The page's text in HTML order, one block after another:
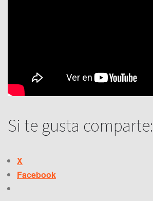
Si te gusta comparte:
X
Facebook